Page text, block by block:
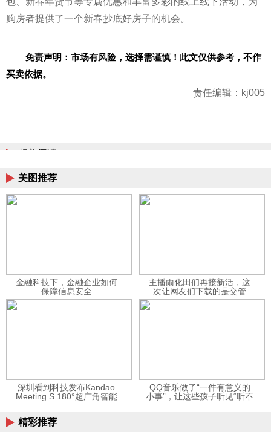
购房者提供了一个新春抄底好房子的机会。
免责声明：市场有风险，选择需谨慎！此文仅供参考，不作
买卖依据。
责任编辑：kj005
相关阅读
美图推荐
金融科技下，金融企业如何
保障信息安全
主播雨化田们再接新活，这
次让网友们下载的是交管
12123APP
深圳看到科技发布Kandao
Meeting S 180°超广角智能
QQ音乐做了“一件有意义的
小事”，让这些孩子听见“听不
精彩推荐